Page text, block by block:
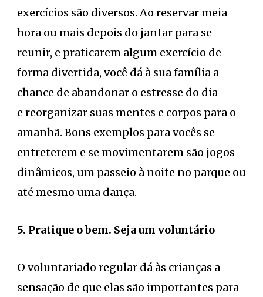
exercícios são diversos. Ao reservar meia
hora ou mais depois do jantar para se
reunir, e praticarem algum exercício de
forma divertida, você dá à sua família a
chance de abandonar o estresse do dia
e reorganizar suas mentes e corpos para o
amanhã. Bons exemplos para vocês se
entreterem e se movimentarem são jogos
dinâmicos, um passeio à noite no parque ou
até mesmo uma dança.
5. Pratique o bem. Seja um voluntário
O voluntariado regular dá às crianças a
sensação de que elas são importantes para